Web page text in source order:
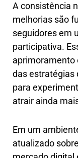
A consistência
melhorias são
seguidores em
participativa.
aprimoramento
das estratégias
para
atrair ainda
Em um
atualizado